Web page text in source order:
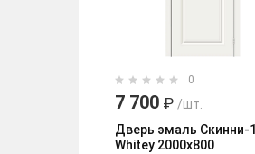
0
7 700 ₽ /шт.
Дверь эмаль Скинни-
Whitey 2000х800